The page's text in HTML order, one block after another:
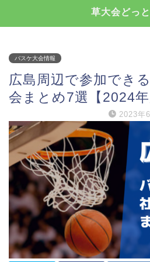
草大会どっ
バスケ大会情報
広島周辺で参加でき
会まとめ7選【2024年
2023年